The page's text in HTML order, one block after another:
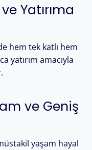
Yatırıma
hem tek katlı hem
yatırım amacıyla
ve Geniş
yaşam hayal